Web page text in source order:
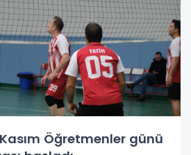
Öğretmenler günü